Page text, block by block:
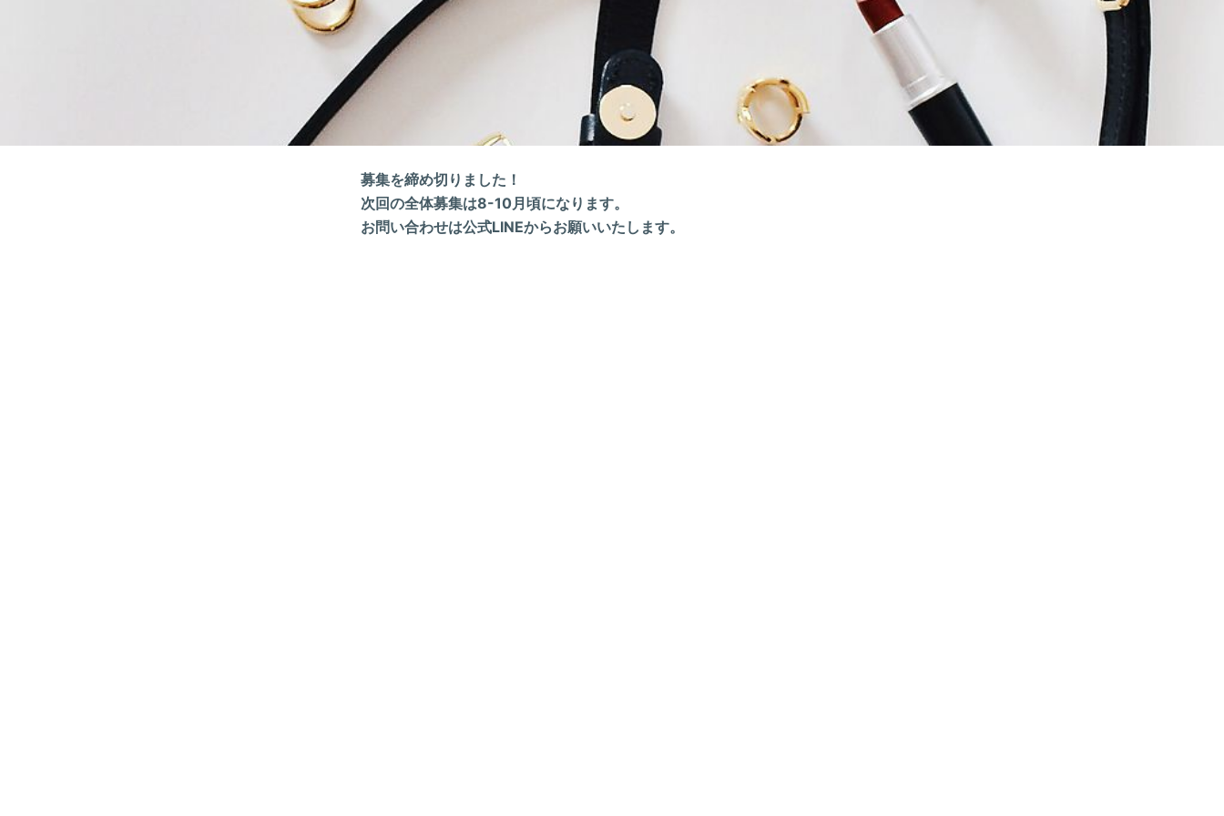
募集を締め切りました！
次回の全体募集は8-10月頃になります。
お問い合わせは公式LINEからお願いいたします。